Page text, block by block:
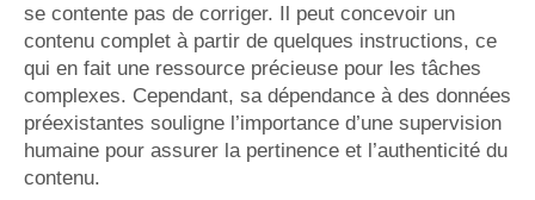
se contente pas de corriger. Il peut concevoir un
contenu complet à partir de quelques instructions, ce
qui en fait une ressource précieuse pour les tâches
complexes. Cependant, sa dépendance à des données
préexistantes souligne l’importance d’une supervision
humaine pour assurer la pertinence et l’authenticité du
contenu.